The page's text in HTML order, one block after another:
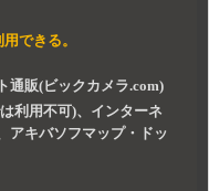
できる。
通販(ビックカメラ.com)
利用不可)、インターネ
アキバソフマップ・ドッ